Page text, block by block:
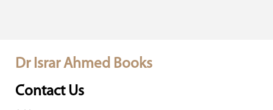
Dr Israr Ahmed Books
Contact Us